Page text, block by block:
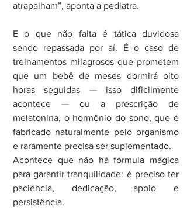
atrapalham”, aponta a pediatra.
E o que não falta é tática duvidosa
sendo repassada por aí. É o caso de
treinamentos milagrosos que prometem
que um bebê de meses dormirá oito
horas seguidas — isso dificilmente
acontece — ou a prescrição de
melatonina, o hormônio do sono, que é
fabricado naturalmente pelo organismo
e raramente precisa ser suplementado.
Acontece que não há fórmula mágica
para garantir tranquilidade: é preciso ter
paciência, dedicação, apoio e
persistência.